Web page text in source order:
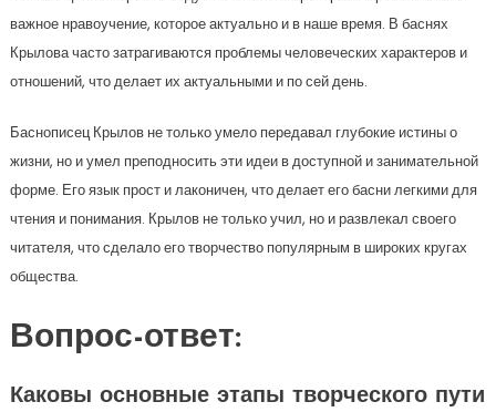
важное нравоучение, которое актуально и в наше время. В баснях
Крылова часто затрагиваются проблемы человеческих характеров и
отношений, что делает их актуальными и по сей день.
Баснописец Крылов не только умело передавал глубокие истины о
жизни, но и умел преподносить эти идеи в доступной и занимательной
форме. Его язык прост и лаконичен, что делает его басни легкими для
чтения и понимания. Крылов не только учил, но и развлекал своего
читателя, что сделало его творчество популярным в широких кругах
общества.
Вопрос-ответ:
Каковы основные этапы творческого пути